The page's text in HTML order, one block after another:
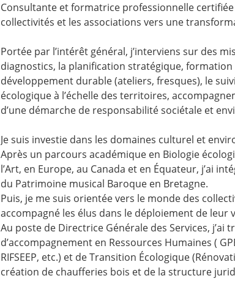
Consultante et formatrice professionnelle certifiée
collectivités et les associations vers une
Portée par l’intérêt général, j’interviens sur des
diagnostics, la planification stratégique, formation
développement durable (ateliers, fresques), le
écologique à l’échelle des territoires,
d’une démarche de responsabilité sociétale et
Je suis investie dans les domaines culturel et
Après un parcours académique en Biologie
l’Art, en Europe, au Canada et en Équateur, j’ai
du Patrimoine musical Baroque en Bretagne.
Puis, je me suis orientée vers le monde des
accompagné les élus dans le déploiement de
Au poste de Directrice Générale des Services, j’ai
d’accompagnement en Ressources Humaines (
RIFSEEP, etc.) et de Transition Écologique
création de chaufferies bois et de la structure